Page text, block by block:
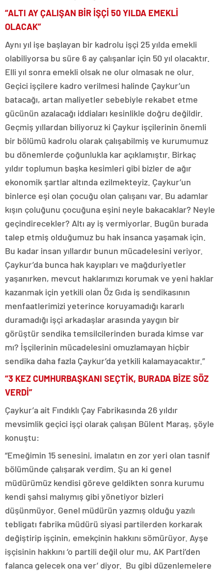
“ALTI AY ÇALIŞAN BİR İŞÇİ 50 YILDA EMEKLİ
OLACAK”
Aynı yıl işe başlayan bir kadrolu işçi 25 yılda emekli
olabiliyorsa bu süre 6 ay çalışanlar için 50 yıl olacaktır.
Elli yıl sonra emekli olsak ne olur olmasak ne olur.
Geçici işçilere kadro verilmesi halinde Çaykur’un
batacağı, artan maliyetler sebebiyle rekabet etme
gücünün azalacağı iddiaları kesinlikle doğru değildir.
Geçmiş yıllardan biliyoruz ki Çaykur işçilerinin önemli
bir bölümü kadrolu olarak çalışabilmiş ve kurumumuz
bu dönemlerde çoğunlukla kar açıklamıştır. Birkaç
yıldır toplumun başka kesimleri gibi bizler de ağır
ekonomik şartlar altında ezilmekteyiz. Çaykur’un
binlerce eşi olan çocuğu olan çalışanı var. Bu adamlar
kışın çoluğunu çocuğuna eşini neyle bakacaklar? Neyle
geçindirecekler? Altı ay iş vermiyorlar. Bugün burada
talep etmiş olduğumuz bu hak insanca yaşamak için.
Bu kadar insan yıllardır bunun mücadelesini veriyor.
Çaykur’da bunca hak kayıpları ve mağduriyetler
yaşanırken, mevcut haklarımızı korumak ve yeni haklar
kazanmak için yetkili olan Öz Gıda iş sendikasının
menfaatlerimizi yeterince koruyamadığı kararlı
duramadığı işçi arkadaşlar arasında yaygın bir
görüştür sendika temsilcilerinden burada kimse var
mı? İşçilerinin mücadelesini omuzlamayan hiçbir
sendika daha fazla Çaykur’da yetkili kalamayacaktır.”
“3 KEZ CUMHURBAŞKANI SEÇTİK, BURADA BİZE SÖZ
VERDİ”
Çaykur’a ait Fındıklı Çay Fabrikasında 26 yıldır
mevsimlik geçici işçi olarak çalışan Bülent Maraş, şöyle
konuştu:
“Emeğimin 15 senesini, imalatın en zor yeri olan tasnif
bölümünde çalışarak verdim. Şu an ki genel
müdürümüz kendisi göreve geldikten sonra kurumu
kendi şahsi malıymış gibi yönetiyor bizleri
düşünmüyor. Genel müdürün yazmış olduğu yazılı
tebligatı fabrika müdürü siyasi partilerden korkarak
değiştirip işçinin, emekçinin hakkını sömürüyor. Ayşe
işçisinin hakkını ‘o partili değil olur mu, AK Parti’den
falanca gelecek ona ver’ diyor. Bu gibi düzenlemelere